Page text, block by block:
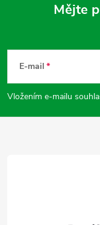
p
a
Mějte
E-mail
Vložením e-mailu